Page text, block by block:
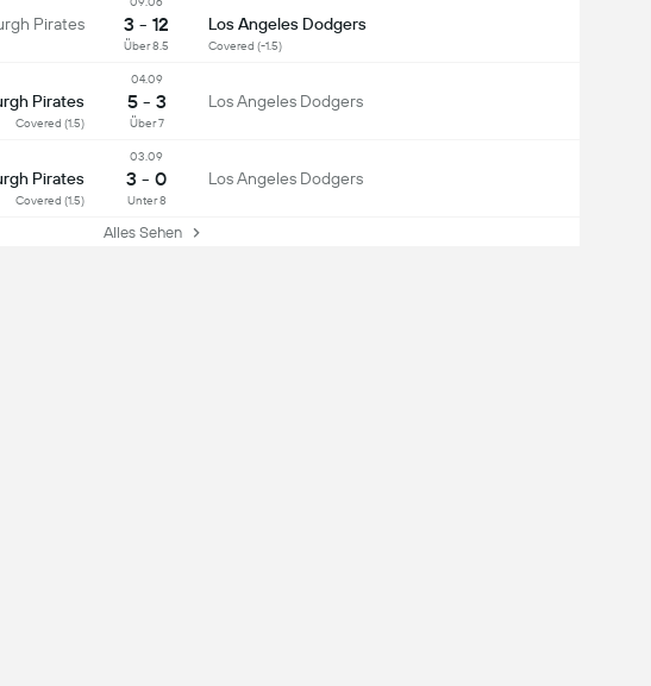
Pirates 3 - 12 Los Angeles Dodgers
Covered (-1.5)
Über 8.5
Pirates
Covered (1.5)
04.09
5 - 3 Los Angeles Dodgers
Über 7
Pirates
Covered (1.5)
03.09
3 - 0 Los Angeles Dodgers
Unter 8
Alles Sehen